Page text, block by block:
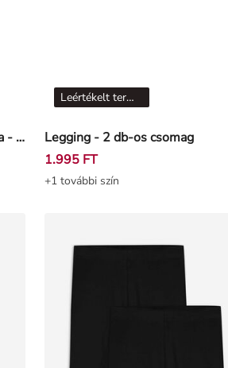
Legging - Elszórt nyomott minta - Törtfehér
Legging - 2 db-os csomag
Leértékelt termékek
1.995 FT
+1 további szín